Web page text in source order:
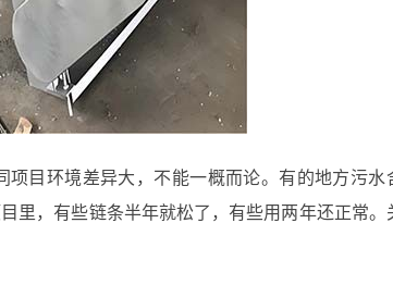
目环境差异大，不能一概而论。有的地方污水
里，有些链条半年就松了，有些用两年还正常。